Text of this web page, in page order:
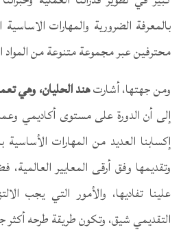
بالمعرفة الضرورية والمهارات
محترفين عبر مجموعة متنوعة من المواد
ومن جهتها، أشارتهند الحليان، وهي
إلى أن الدورة على مستوى أكاديمي
إكسابنا العديد من المهارات
وتقديمها وفق أرقى المعايير
علينا تفاديها، والأمور التي يجب
التقديمي شيق، وتكون طريقة طرحه أكثر